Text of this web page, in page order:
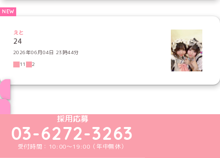
えと
24
2026年06月04日 23時44分
11
2
めいどりーみんTikTok公式アカウント
めいどりーみんX公式アカウント
めいどりーみんInstagram公式アカウント
めいどりーみんFacebook公式アカウン
めいどりーみんYouTube公式アカ
採用応募
03-6272-3263
受付時間：10:00～19:00（年中無休）